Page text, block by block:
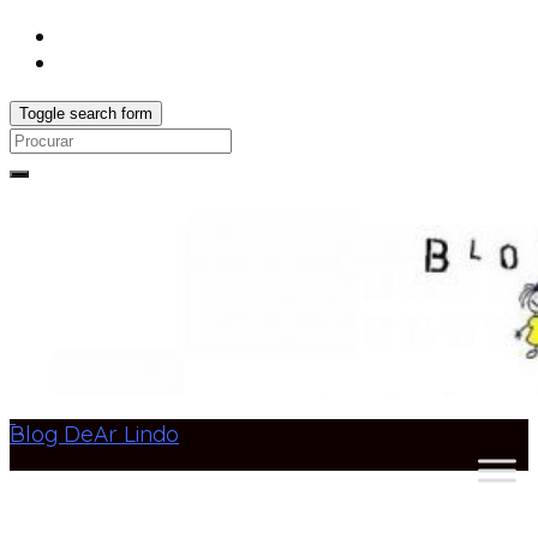
Toggle search form
Search
Blog DeAr Lindo